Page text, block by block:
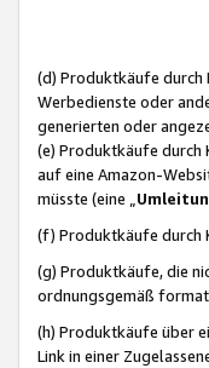
(d) Produktkäufe durch
Werbedienste oder
generierten oder
(e) Produktkäufe durch
auf eine Amazon-
müsste (eine „
(f) Produktkäufe durch
(g) Produktkäufe, die
ordnungsgemäß
(h) Produktkäufe über
Link in einer